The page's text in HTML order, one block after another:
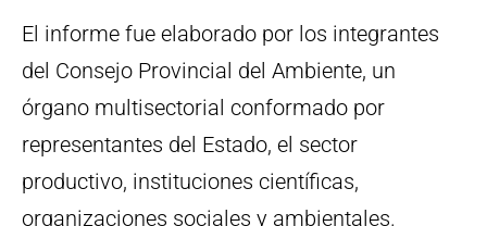
El informe fue elaborado por los integrantes
del Consejo Provincial del Ambiente, un
órgano multisectorial conformado por
representantes del Estado, el sector
productivo, instituciones científicas,
organizaciones sociales y ambientales.